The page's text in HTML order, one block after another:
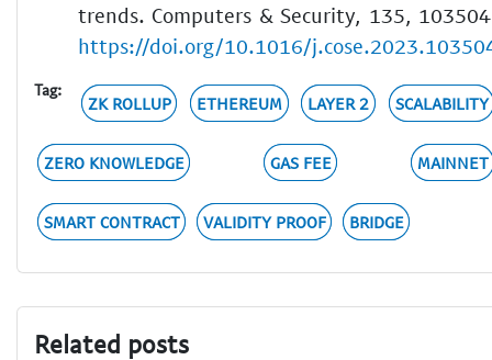
trends. Computers & Security, 135,
https://doi.org/10.1016/
Tag:
ZK ROLLUP ETHEREUM LAYER 2 SCALABILITY
ZERO KNOWLEDGE GAS FEE MAINNET
SMART CONTRACT VALIDITY PROOF BRIDGE
Related posts